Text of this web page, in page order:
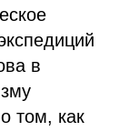
в
том, как